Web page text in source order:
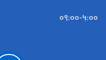
०९:००-५:००